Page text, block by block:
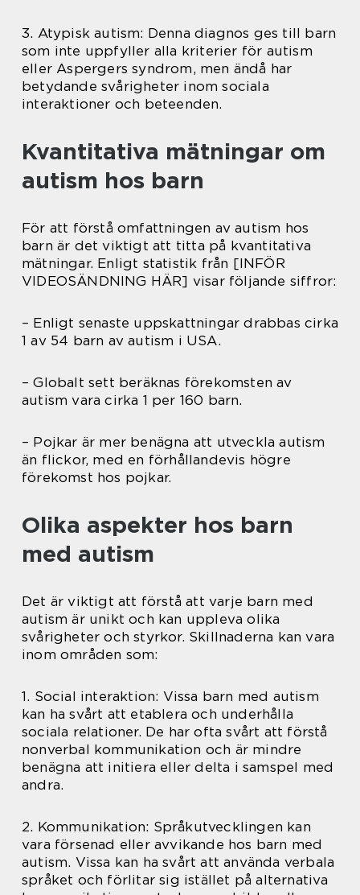
3. Atypisk autism: Denna diagnos ges till barn
som inte uppfyller alla kriterier för autism
eller Aspergers syndrom, men ändå har
betydande svårigheter inom sociala
interaktioner och beteenden.
Kvantitativa mätningar om
autism hos barn
För att förstå omfattningen av autism hos
barn är det viktigt att titta på kvantitativa
mätningar. Enligt statistik från [INFÖR
VIDEOSÄNDNING HÄR] visar följande siffror:
– Enligt senaste uppskattningar drabbas cirka
1 av 54 barn av autism i USA.
– Globalt sett beräknas förekomsten av
autism vara cirka 1 per 160 barn.
– Pojkar är mer benägna att utveckla autism
än flickor, med en förhållandevis högre
förekomst hos pojkar.
Olika aspekter hos barn
med autism
Det är viktigt att förstå att varje barn med
autism är unikt och kan uppleva olika
svårigheter och styrkor. Skillnaderna kan vara
inom områden som:
1. Social interaktion: Vissa barn med autism
kan ha svårt att etablera och underhålla
sociala relationer. De har ofta svårt att förstå
nonverbal kommunikation och är mindre
benägna att initiera eller delta i samspel med
andra.
2. Kommunikation: Språkutvecklingen kan
vara försenad eller avvikande hos barn med
autism. Vissa kan ha svårt att använda verbala
språket och förlitar sig istället på alternativa